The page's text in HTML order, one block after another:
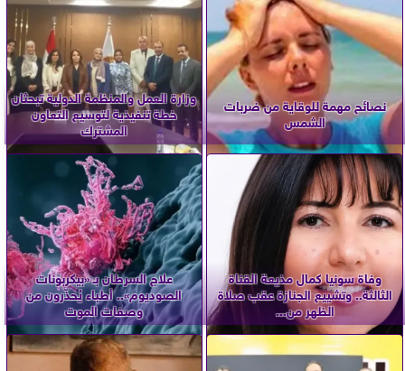
نصائح مهمة للوقاية من ضربات
الشمس
وزارة العمل والمنظمة الدولية تبحثان
خطة تنفيذية لتوسيع التعاون
المشترك
وفاة سونيا كمال مذيعة القناة
الثالثة.. وتشييع الجنازة عقب صلاة
الظهر من...
علاج السرطان بـ «بيكربونات
الصوديوم».. أطباء يُحذّرون من
وصفات الموت